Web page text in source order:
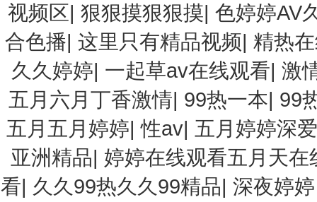
视频区|狠狠摸狠狠摸|色婷婷AV
合色播| 这里只有精品视频| 精热
久久婷婷| 一起草av在线观看|激
五月六月丁香激情| 99热一本| 99
五月五月婷婷|性av| 五月婷婷深
亚洲精品| 婷婷在线观看五月天在
看| 久久99热久久99精品|深夜婷